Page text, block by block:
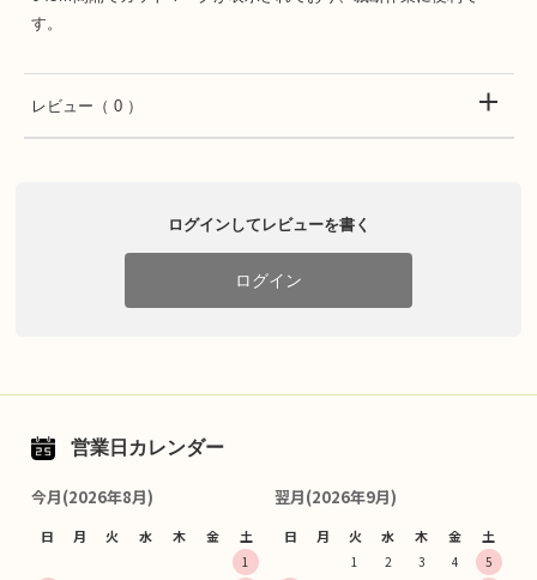
す。
レビュー （ 0 ）
ログインしてレビューを書く
ログイン
営業日カレンダー
今月(2026年8月)
日 月 火 水 木 金 土
1
翌月(2026年9月)
日 月 火 水 木 金 土
1 2 3 4
5